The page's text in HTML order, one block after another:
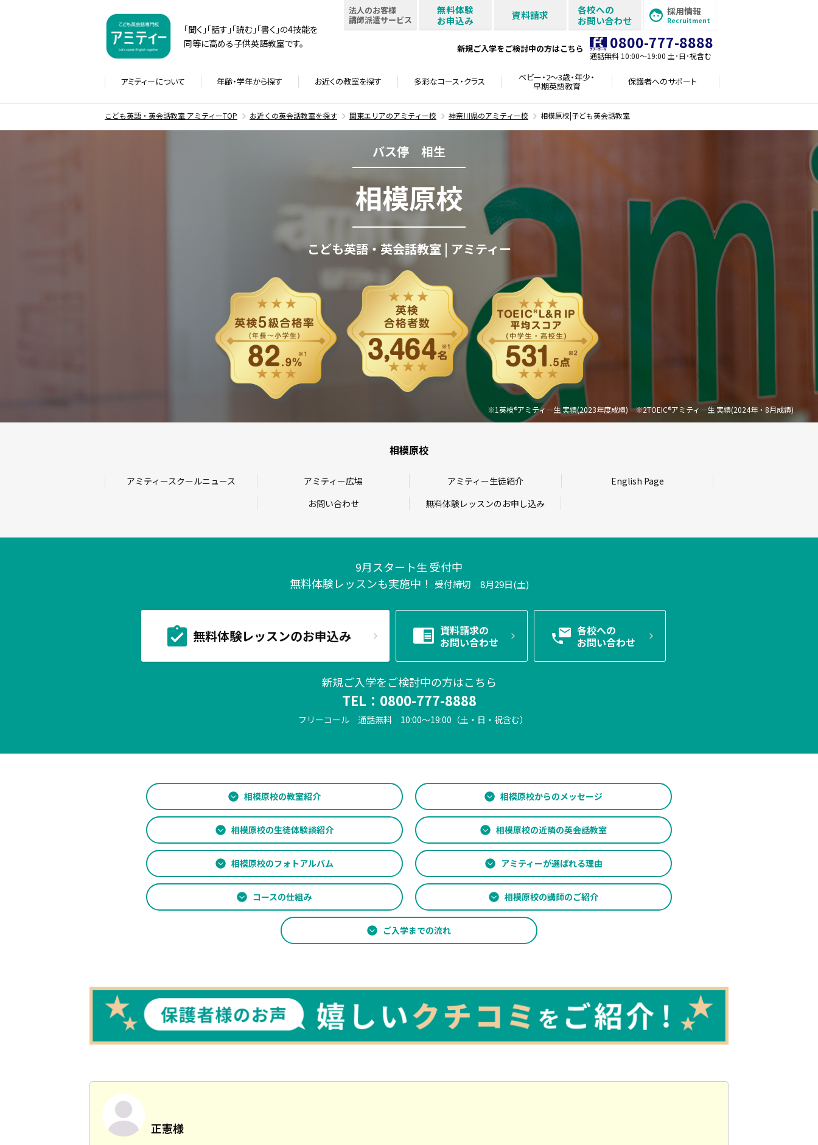
「聞く」「話す」「読む」「書く」の4技能を
同等に高める子供英語教室です。
法人のお客様
講師派遣サービス
無料体験
お申込み
資料請求
各校への
お問い合わせ
採用情報
Recruitment
新規ご入学をご検討中の方はこちら 0800-777-8888
通話無料 10:00〜19:00 土･日･祝含む
アミティーについて 年齢・学年から探す お近くの教室を探す 多彩なコース・クラス ベビー・2～3歳・年少・
早期英語教育 保護者へのサポート
こども英語・英会話教室 アミティーTOP お近くの英会話教室を探す 関東エリアのアミティー校 神奈川県のアミティー校 相模原校|子ども英会話教室
バス停 相生
相模原校
こども英語・英会話教室 | アミティー
※1英検®アミティ―生 実績(2023年度成績) ※2TOEIC®アミティ―生 実績(2024年・8月成績)
相模原校
アミティースクールニュース アミティー広場 アミティー生徒紹介
English Page
お問い合わせ
無料体験レッスンのお申し込み
9月スタート生 受付中
無料体験レッスンも実施中！
受付締切 8月29日(土)
無料体験レッスンのお申込み
資料請求の
お問い合わせ
各校への
お問い合わせ
新規ご入学をご検討中の方はこちら
TEL： 0800-777-8888
フリーコール 通話無料 10:00～19:00（土・日・祝含む）
相模原校の教室紹介 相模原校からのメッセージ
相模原校の生徒体験談紹介 相模原校の近隣の英会話教室
相模原校のフォトアルバム アミティーが選ばれる理由
コースの仕組み 相模原校の講師のご紹介
ご入学までの流れ
正憲様